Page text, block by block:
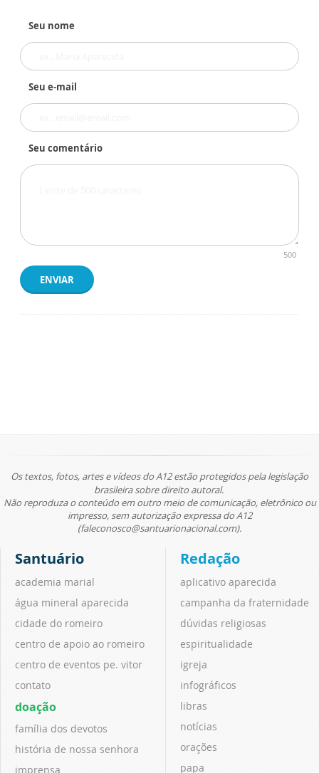
Seu nome
Seu e-mail
Seu comentário
500
ENVIAR
Os textos, fotos, artes e vídeos do A12 estão protegidos pela legislação
brasileira sobre direito autoral.
Não reproduza o conteúdo em outro meio de comunicação, eletrônico ou
impresso, sem autorização expressa do A12
(faleconosco@santuarionacional.com).
Santuário
academia marial
água mineral aparecida
cidade do romeiro
centro de apoio ao romeiro
centro de eventos pe. vitor
contato
doação
família dos devotos
história de nossa senhora
imprensa
Redação
aplicativo aparecida
campanha da fraternidade
dúvidas religiosas
espiritualidade
igreja
infográficos
libras
notícias
orações
papa